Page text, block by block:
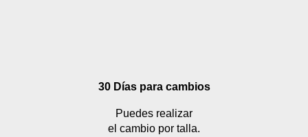
30 Días para cambios
Puedes realizar
el cambio por talla.